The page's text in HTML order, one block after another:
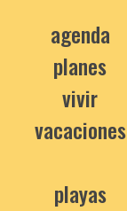
agenda
planes
vivir
vacaciones
playas